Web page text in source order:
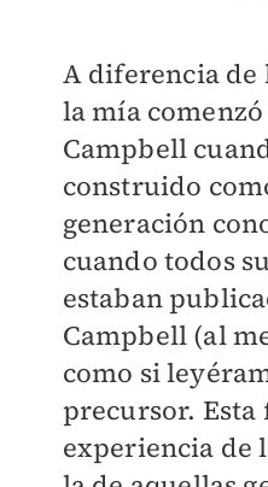
A diferencia de
la mía
Campbell
construido
generación
cuando todos
estaban
Campbell (al
como si
precursor. Esta
experiencia de